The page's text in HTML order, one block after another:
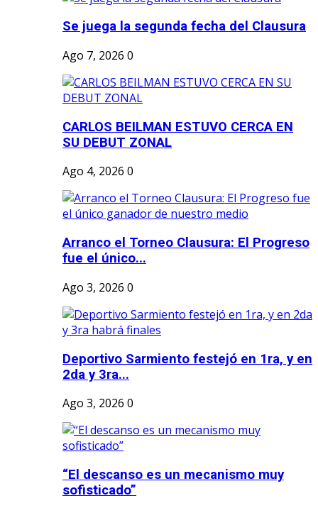
Se juega la segunda fecha del Clausura
Ago 7, 2026 0
CARLOS BEILMAN ESTUVO CERCA EN
SU DEBUT ZONAL
Ago 4, 2026 0
Arranco el Torneo Clausura: El Progreso
fue el único...
Ago 3, 2026 0
Deportivo Sarmiento festejó en 1ra, y en
2da y 3ra...
Ago 3, 2026 0
“El descanso es un mecanismo muy
sofisticado”